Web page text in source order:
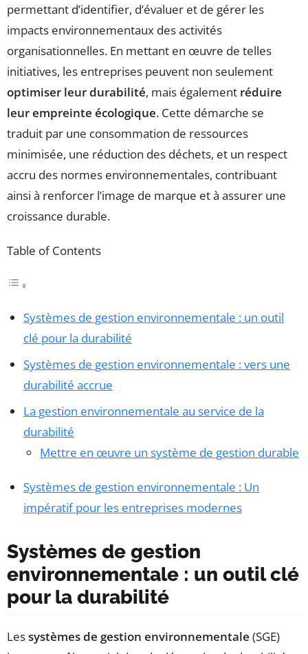
permettant d’identifier, d’évaluer et de gérer les
impacts environnementaux des activités
organisationnelles. En mettant en œuvre de telles
initiatives, les entreprises peuvent non seulement
optimiser leur durabilité, mais également réduire
leur empreinte écologique. Cette démarche se
traduit par une consommation de ressources
minimisée, une réduction des déchets, et un respect
accru des normes environnementales, contribuant
ainsi à renforcer l’image de marque et à assurer une
croissance durable.
Table of Contents
Systèmes de gestion environnementale : un outil
clé pour la durabilité
Systèmes de gestion environnementale : vers une
durabilité accrue
La gestion environnementale au service de la
durabilité
Mettre en œuvre un système de gestion durable
Systèmes de gestion environnementale : Un
impératif pour les entreprises modernes
Systèmes de gestion
environnementale : un outil clé
pour la durabilité
Lessystèmes de gestion environnementale (SGE)